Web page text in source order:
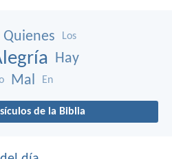
Quienes Los
Hay
Mal En
de la Biblia